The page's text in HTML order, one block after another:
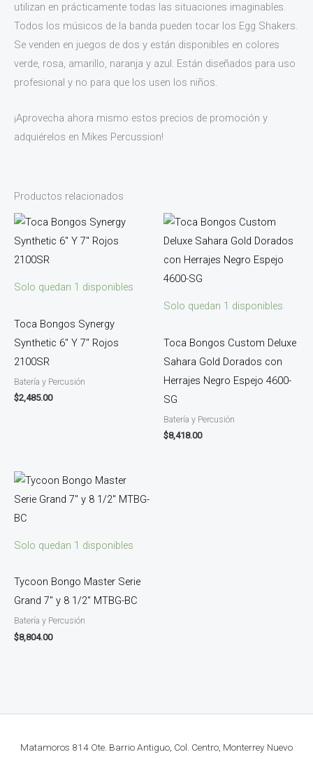
utilizan en prácticamente todas las situaciones imaginables.
Todos los músicos de la banda pueden tocar los Egg Shakers.
Se venden en juegos de dos y están disponibles en colores
verde, rosa, amarillo, naranja y azul. Están diseñados para uso
profesional y no para que los usen los niños.
¡Aprovecha ahora mismo estos precios de promoción y
adquiérelos en Mikes Percussion!
Productos relacionados
Solo quedan 1 disponibles
Toca Bongos Synergy
Synthetic 6″ Y 7″ Rojos
2100SR
Batería y Percusión
$2,485.00
Solo quedan 1 disponibles
Toca Bongos Custom Deluxe
Sahara Gold Dorados con
Herrajes Negro Espejo 4600-
SG
Batería y Percusión
$8,418.00
Solo quedan 1 disponibles
Tycoon Bongo Master Serie
Grand 7″ y 8 1/2″ MTBG-BC
Batería y Percusión
$8,804.00
Matamoros 814 Ote. Barrio Antiguo, Col. Centro, Monterrey Nuevo